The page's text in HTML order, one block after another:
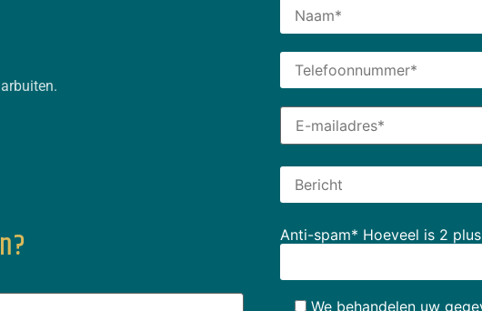
Anti-spam* Hoeveel is 2
We behandelen uw